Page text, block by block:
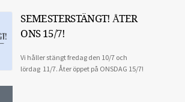
SEMESTERSTÄNGT! ÅTER
ONS 15/7!
Vi håller stängt fredag den 10/7 och
lördag 11/7. Åter öppet på ONSDAG 15/7!